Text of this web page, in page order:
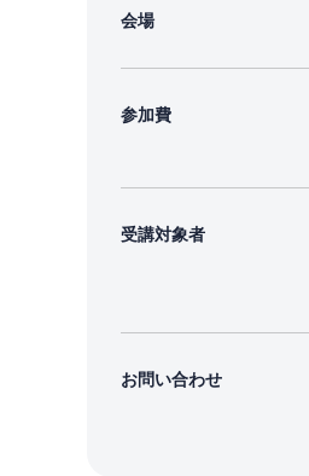
会場
参加費
受講対象者
お問い合わせ